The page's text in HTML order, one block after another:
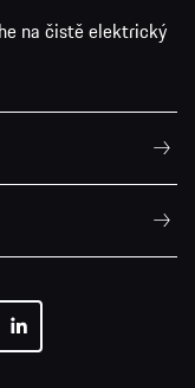
na čistě elektrický